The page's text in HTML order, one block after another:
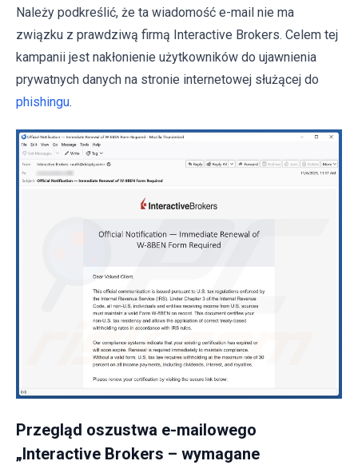
Należy podkreślić, że ta wiadomość e-mail nie ma
związku z prawdziwą firmą Interactive Brokers. Celem tej
kampanii jest nakłonienie użytkowników do ujawnienia
prywatnych danych na stronie internetowej służącej do
phishingu.
Przegląd oszustwa e-mailowego
„Interactive Brokers – wymagane